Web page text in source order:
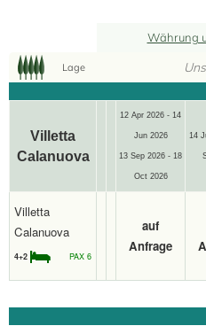
Währung
Lage
Villetta
Calanuova
12 Apr 2026 - 14
Jun 2026
13 Sep 2026 - 18
Oct 2026
14
Villetta
Calanuova
4+2 PAX 6
auf
Anfrage